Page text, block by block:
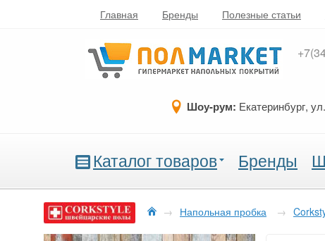
Главная Бренды Полезные статьи
Шоу-рум: Екатеринбург,
Каталог товаров Бренды
→ Напольная пробка →